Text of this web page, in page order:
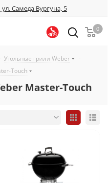
Самеда Вургуна, 5
0
- Угольные грили Weber
-
Touch
Master-Touch